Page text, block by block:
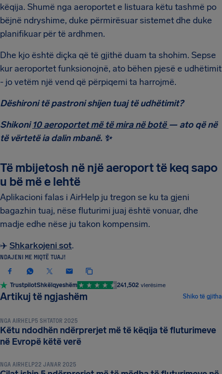
këqija. Shumë nga aeroportet e listuara këtu tashmë po
bëjnë ndryshime, duke përmirësuar sistemet dhe duke
planifikuar për të ardhmen.
Dhe kjo është diçka që të gjithë duam ta shohim. Sepse
kur aeroportet funksionojnë, ato bëhen pjesë e udhëtimit
- jo vetëm një vend që përpiqemi ta harrojmë.
Dëshironi të pastroni shijen tuaj të udhëtimit?
Shikoni10 aeroportet më të mira në botë— ato që në
të vërtetë ia dalin mbanë. ✨
Të mbijetosh në një aeroport të keq sapo
u bë më e lehtë
Aplikacioni falas i AirHelp ju tregon se ku ta gjeni
bagazhin tuaj, nëse fluturimi juaj është vonuar, dhe
madje edhe nëse ju takon kompensim.
✈️ Shkarkojeni sot.
NDAJENI ME MIQTË TUAJ!
TrustpilotShkëlqyeshëm 241,502 vlerësime
Artikuj të ngjashëm Shiko të gjitha
LAJME DHE TË REJAT
NGA AIRHELP5 SHTATOR 2025
Këtu ndodhën ndërprerjet më të këqija të fluturimeve
në Evropë këtë verë
NGA AIRHELP22 JANAR 2025